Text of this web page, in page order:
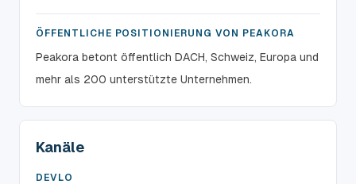
ÖFFENTLICHE POSITIONIERUNG VON PEAKORA
Peakora betont öffentlich DACH, Schweiz, Europa und
mehr als 200 unterstützte Unternehmen.
Kanäle
DEVLO